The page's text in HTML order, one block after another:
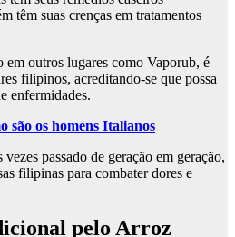
têm suas crenças em tratamentos
outros lugares como Vaporub, é
filipinos, acreditando-se que possa
enfermidades.
são os homens Italianos
passado de geração em geração,
filipinas para combater dores e
pelo Arroz